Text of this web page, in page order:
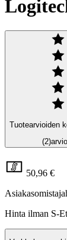
Tuotearvioiden
(2)
50,96 €
Hinta ilman S-